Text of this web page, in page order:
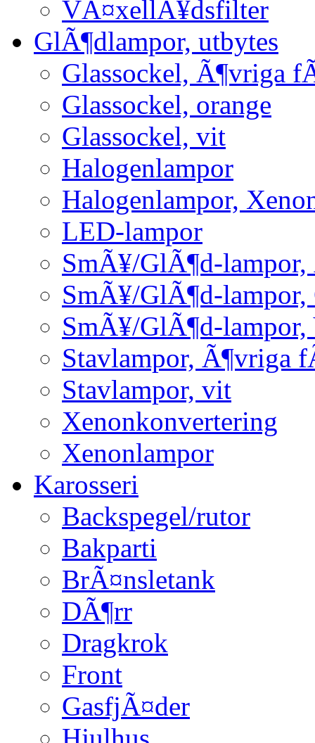
VÃ¤xellÃ¥dsfilter
GlÃ¶dlampor, utbytes
Glassockel, Ã¶vriga
Glassockel, orange
Glassockel, vit
Halogenlampor
Halogenlampor,
LED-lampor
SmÃ¥/GlÃ¶d-
SmÃ¥/GlÃ¶d-lampor,
SmÃ¥/GlÃ¶d-
Stavlampor, Ã¶vriga
Stavlampor, vit
Xenonkonvertering
Xenonlampor
Karosseri
Backspegel/rutor
Bakparti
BrÃ¤nsletank
DÃ¶rr
Dragkrok
Front
GasfjÃ¤der